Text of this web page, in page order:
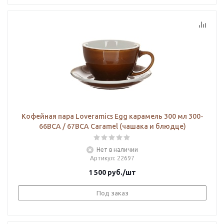
Кофейная пара Loveramics Egg карамель 300 мл 300-
66BCA / 67BCA Caramel (чашaка и блюдце)
Нет в наличии
Артикул: 22697
1 500 руб./шт
Под заказ